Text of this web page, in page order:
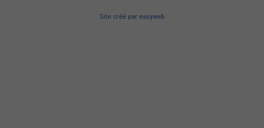
Site créé par easyweb